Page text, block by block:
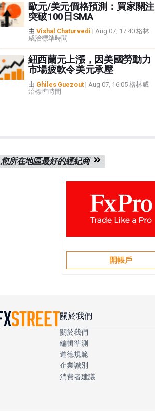
歐元/美元價格預測：買家關注
突破100日SMA
由 Vishal Chaturvedi | Aug 07, 17:40 格林
威治標準時間
紐西蘭元上漲，因美國勞動力
市場疲軟令美元承壓
由 Ghiles Guezout| Aug 07, 16:05 格林威
治標準時間
您所在地區最好的經紀商
開帳戶
關於我們
關於我們
編輯準測
道德規範
企業識別
消費者建議